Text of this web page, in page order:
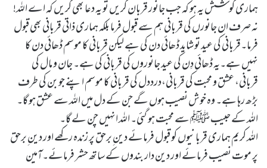
ہماری کوشش یہ ہو کہ جب جانور قربان کریں تو یہ دعا بھی کریں کہ اے اللہ!
نہ صرف ان جانورں کی قربانی ہم سے قبول فرما بلکہ ہماری ذاتی قربانی بھی قبول
فرما۔قربانی کی عید تو شاید ڈھائی دن کی ہے لیکن قربانی کا موسم ڈھائی دن کا
نہیں ہے۔یہ ڈھائی دِن کی عید جانوروں کی قربانی کی ہے۔ جان و مال کی
قربانی، عشق و محبت کی قربانی،درددل کی قربانی کا موسم اپنے جوبن کی طرف
بڑھ رہا ہے۔ وہ خوش نصیب ہوں گے جن کے دل میں اللہ سے عشق ہو گا۔
اللہ کے حبیب ﷺ سے محبت ہو گئی۔ اللہ انہیں چن لے گا۔
اللہ کریم ہماری قربا نیوں کو قبول فرمائے دین ِبرحق پر زندہ رکھے اور دین ِبرحق
پر موت نصیب فرمائے اور دین دار بندوں کے ساتھ حشر فرمائے۔آمین